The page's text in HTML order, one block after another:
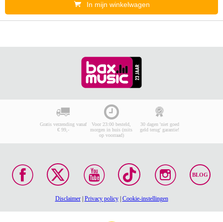
In mijn winkelwagen
Gratis verzending vanaf
€ 99,-
Voor 23:00 besteld,
morgen in huis (mits
op voorraad)
30 dagen 'niet goed
geld terug' garantie!
BLOG
Disclaimer| Privacy policy| Cookie-instellingen